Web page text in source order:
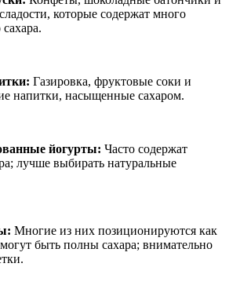
которые содержат много
Газировка, фруктовые соки и
напитки, насыщенные сахаром.
йогурты: Часто содержат
лучше выбирать натуральные
Многие из них позиционируются как
быть полны сахара; внимательно